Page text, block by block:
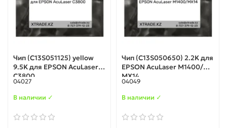
Чип (C13S051125) yellow
9.5K для EPSON AcuLaser
C3800
04027
В наличии ✓
Чип (C13S050650) 2.2K для
EPSON AcuLaser M1400/
MX14
04049
В наличии ✓